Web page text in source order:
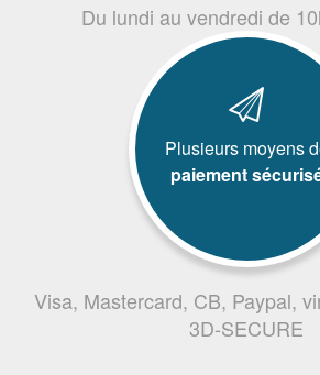
Du lundi au vendredi de
Plusieurs moyens
paiement
Visa, Mastercard, CB, Paypal,
3D-SECURE